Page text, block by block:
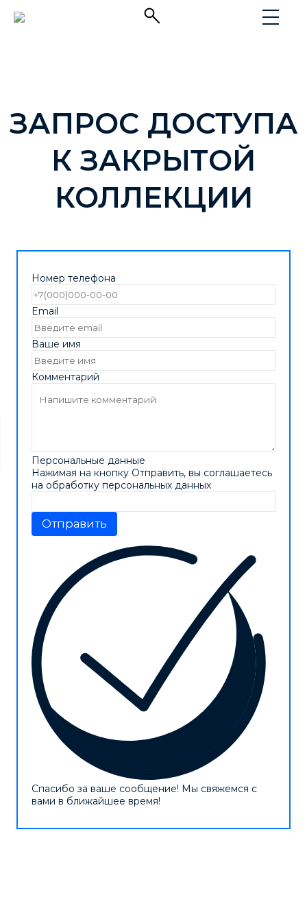
ЗАПРОС ДОСТУПА
К ЗАКРЫТОЙ
КОЛЛЕКЦИИ
Номер телефона
Email
Ваше имя
Комментарий
Персональные данные
Нажимая на кнопку Отправить, вы соглашаетесь
на обработку персональных данных
Отправить
Спасибо за ваше сообщение! Мы свяжемся с
вами в ближайшее время!